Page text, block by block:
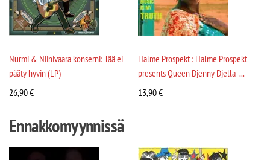
Nurmi & Niinivaara konserni: Tää ei
pääty hyvin (LP)
26,90€
Halme Prospekt : Halme Prospekt
presents Queen Djenny Djella -...
13,90€
Ennakkomyynnissä